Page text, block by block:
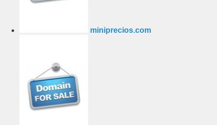
miniprecios.com